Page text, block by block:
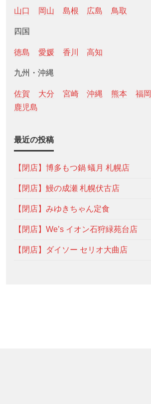
山口 岡山 島根 広島 鳥取
四国
徳島 愛媛 香川 高知
九州・沖縄
佐賀 大分 宮崎 沖縄 熊本 福岡
鹿児島
最近の投稿
【閉店】博多もつ鍋 蟻月 札幌店
【閉店】鰻の成瀬 札幌伏古店
【閉店】みゆきちゃん定食
【閉店】We’s イオン石狩緑苑台店
【閉店】ダイソー セリオ大曲店